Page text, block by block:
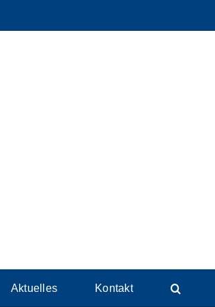
Aktuelles Kontakt